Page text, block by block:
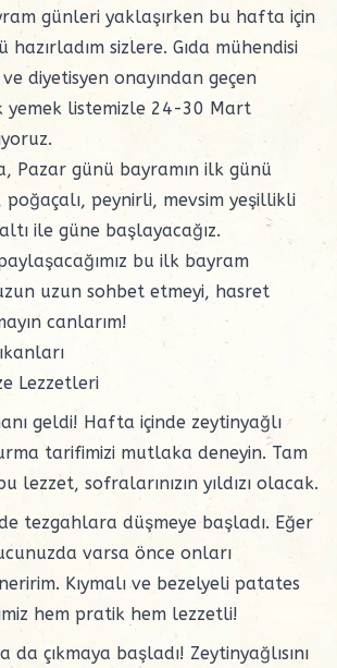
günleri yaklaşırken bu hafta için
sizlere. Gıda mühendisi
diyetisyen onayından geçen
yemek listemizle 24-30 Mart
Pazar günü bayramın ilk günü
poğaçalı, peynirli, mevsim yeşillikli
ile güne başlayacağız.
bu ilk bayram
uzun sohbet etmeyi, hasret
canlarım!
Lezzetleri
geldi! Hafta içinde zeytinyağlı
tarifimizi mutlaka deneyin. Tam
lezzet, sofralarınızın yıldızı olacak.
tezgahlara düşmeye başladı. Eğer
varsa önce onları
Kıymalı ve bezelyeli patates
hem pratik hem lezzetli!
da çıkmaya başladı! Zeytinyağlısını